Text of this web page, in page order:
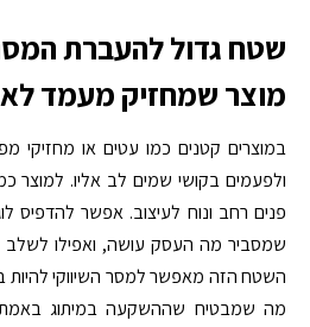
שטח גדול להעברת
מוצר שמחזיק מעמד
במוצרים קטנים כמו עטים או מחזיקי
ולפעמים בקושי שמים לב אליו. למוצר
פנים רחב ונוח לעיצוב. אפשר להדפיס
שמסביר מה העסק עושה, ואפילו לשלב
השטח הזה מאפשר למסר השיווקי להיות
מה שמבטיח שההשקעה במיתוג